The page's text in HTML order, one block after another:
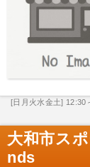
[日月火水金土] 12:30
大和市ス
nds